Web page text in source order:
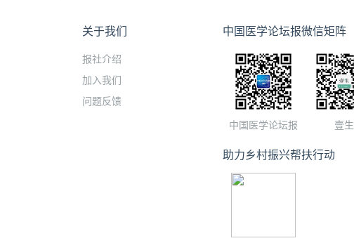
关于我们
报社介绍
加入我们
问题反馈
中国医学论坛报微信矩阵
中国医学论坛报 壹生
助力乡村振兴帮扶行动